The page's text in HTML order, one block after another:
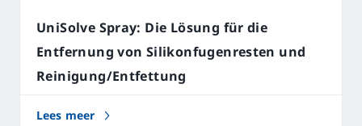
UniSolve Spray: Die Lösung für die
Entfernung von Silikonfugenresten und
Reinigung/Entfettung
Lees meer